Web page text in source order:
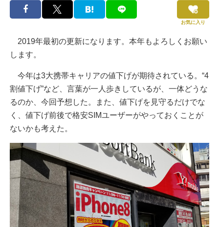
お気に入り
2019年最初の更新になります。本年もよろしくお願い
します。
今年は3大携帯キャリアの値下げが期待されている。“4
割値下げ”など、言葉が一人歩きしているが、一体どうな
るのか、今回予想した。また、値下げを見守るだけでな
く、値下げ前後で格安SIMユーザーがやっておくことが
ないかも考えた。